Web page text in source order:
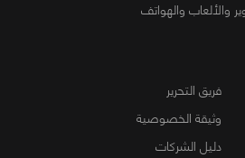
والألعاب والهواتف
فريق التحرير
وثيقة الخصوصية
دليل الشركات